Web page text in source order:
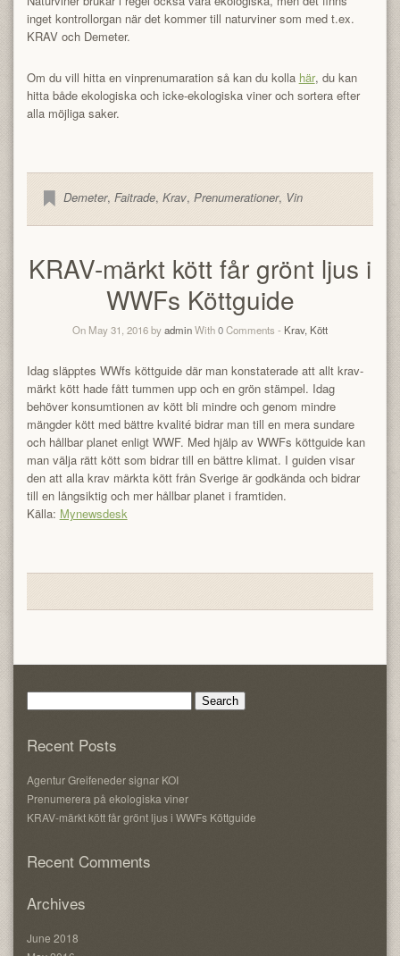
inget kontrollorgan när det kommer till naturviner som med t.ex.
KRAV och Demeter.
Om du vill hitta en vinprenumaration så kan du kolla här, du kan
hitta både ekologiska och icke-ekologiska viner och sortera efter
alla möjliga saker.
Demeter, Faitrade, Krav, Prenumerationer, Vin
KRAV-märkt kött får grönt ljus i
WWFs Köttguide
On May 31, 2016 byadminWith0Comments - Krav, Kött
Idag släpptes WWfs köttguide där man konstaterade att allt krav-
märkt kött hade fått tummen upp och en grön stämpel. Idag
behöver konsumtionen av kött bli mindre och genom mindre
mängder kött med bättre kvalité bidrar man till en mera sundare
och hållbar planet enligt WWF. Med hjälp av WWFs köttguide kan
man välja rätt kött som bidrar till en bättre klimat. I guiden visar
den att alla krav märkta kött från Sverige är godkända och bidrar
till en långsiktig och mer hållbar planet i framtiden.
Källa: Mynewsdesk
Search
for:
Recent Posts
Agentur Greifeneder signar KOI
Prenumerera på ekologiska viner
KRAV-märkt kött får grönt ljus i WWFs Köttguide
Recent Comments
Archives
June 2018